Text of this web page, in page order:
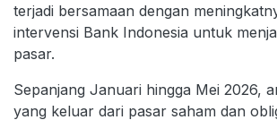
terjadi bersamaan dengan
intervensi Bank Indonesia untuk
pasar.
Sepanjang Januari hingga Mei 2026,
yang keluar dari pasar saham dan